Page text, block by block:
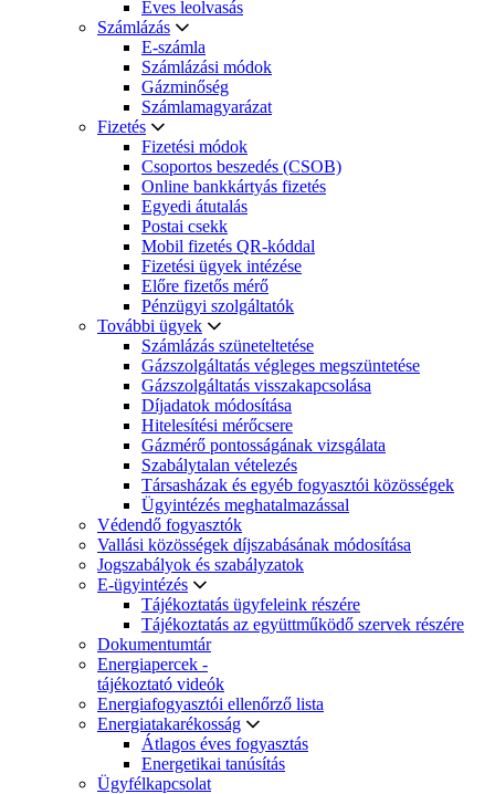
Éves leolvasás
Számlázás
E-számla
Számlázási módok
Gázminőség
Számlamagyarázat
Fizetés
Fizetési módok
Csoportos beszedés (CSOB)
Online bankkártyás fizetés
Egyedi átutalás
Postai csekk
Mobil fizetés QR-kóddal
Fizetési ügyek intézése
Előre fizetős mérő
Pénzügyi szolgáltatók
További ügyek
Számlázás szüneteltetése
Gázszolgáltatás végleges megszüntetése
Gázszolgáltatás visszakapcsolása
Díjadatok módosítása
Hitelesítési mérőcsere
Gázmérő pontosságának vizsgálata
Szabálytalan vételezés
Társasházak és egyéb fogyasztói közösségek
Ügyintézés meghatalmazással
Védendő fogyasztók
Vallási közösségek díjszabásának módosítása
Jogszabályok és szabályzatok
E-ügyintézés
Tájékoztatás ügyfeleink részére
Tájékoztatás az együttműködő szervek részére
Dokumentumtár
Energiapercek -
tájékoztató videók
Energiafogyasztói ellenőrző lista
Energiatakarékosság
Átlagos éves fogyasztás
Energetikai tanúsítás
Ügyfélkapcsolat